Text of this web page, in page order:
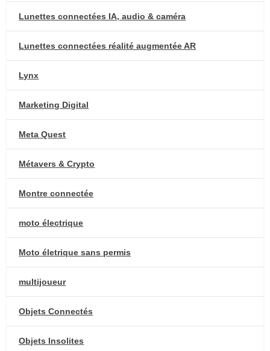
Lunettes connectées IA, audio & caméra
Lunettes connectées réalité augmentée AR
Lynx
Marketing Digital
Meta Quest
Métavers & Crypto
Montre connectée
moto électrique
Moto életrique sans permis
multijoueur
Objets Connectés
Objets Insolites